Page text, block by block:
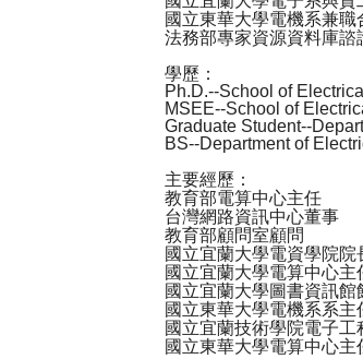
國立東華大學電機系兼職
法務部專家資源資料庫諮
學歷：
Ph.D.--School of
MSEE--School of
Graduate Student--
BS--Department of
主要經歷：
教育部電算中心主任
台灣網路資訊中心董事
教育部顧問室顧問
國立宜蘭大學電資學院院
國立宜蘭大學電算中心主
國立宜蘭大學圖書資訊館
國立東華大學電機系系主
國立宜蘭技術學院電子工
國立東華大學電算中心主